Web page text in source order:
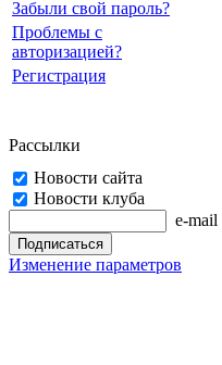
Забыли свой пароль?
Проблемы с
авторизацией?
Регистрация
Рассылки
Новости сайта
Новости клуба
e-mail
Изменение параметров